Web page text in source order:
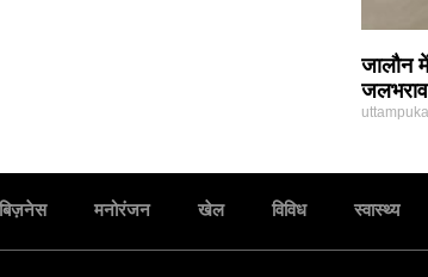
जालौन
बिज़नेस मनोरंजन खेल विविध स्वास्थ्य